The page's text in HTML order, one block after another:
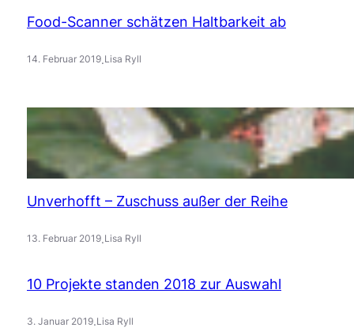
Food-Scanner schätzen Haltbarkeit ab
14. Februar 2019.Lisa Ryll
Unverhofft – Zuschuss außer der Reihe
13. Februar 2019.Lisa Ryll
10 Projekte standen 2018 zur Auswahl
3. Januar 2019.Lisa Ryll